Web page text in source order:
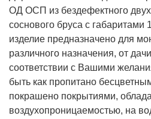
ОД ОСП из бездефектного
соснового бруса с
изделие предназначено для
различного назначения, от
соответствии с Вашими
быть как пропитано
покрашено покрытиями,
воздухопроницаемостью, на